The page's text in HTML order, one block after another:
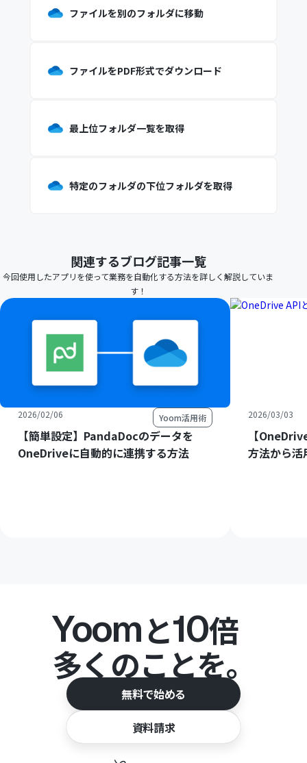
ファイルを別のフォルダに移動
ファイルをPDF形式でダウンロード
最上位フォルダ一覧を取得
特定のフォルダの下位フォルダを取得
関連するブログ記事一覧
今回使用したアプリを使って業務を自動化する方法を詳しく解説していま
す！
2026/02/06 Yoom活用術
【簡単設定】PandaDocのデータを
OneDriveに自動的に連携する方法
2026/03/03
【
方法から活
Yoomと10倍
多くのことを。
無料で始める
資料請求